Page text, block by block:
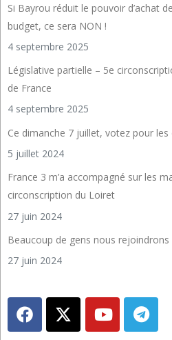
Si Bayrou réduit le pouvoir d’achat
budget, ce sera NON !
4 septembre 2025
Législative partielle – 5e
de France
4 septembre 2025
Ce dimanche 7 juillet, votez pour les
5 juillet 2024
France 3 m’a accompagné sur les
circonscription du Loiret
27 juin 2024
Beaucoup de gens nous rejoindrons
27 juin 2024